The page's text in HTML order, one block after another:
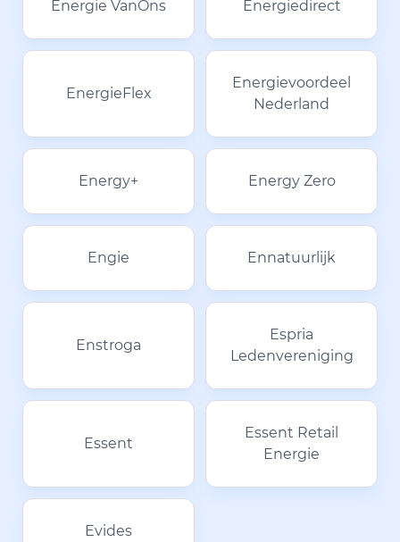
Energie VanOns Energiedirect
EnergieFlex
Energievoordeel
Nederland
Energy+ Energy Zero
Engie Ennatuurlijk
Enstroga
Espria
Ledenvereniging
Essent
Essent Retail
Energie
Evides